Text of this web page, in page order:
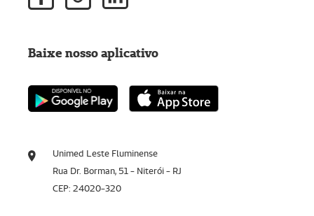
Unimed Leste Fluminense
Rua Dr. Borman, 51 - Niterói - RJ
CEP: 24020-320
Baixe nosso aplicativo